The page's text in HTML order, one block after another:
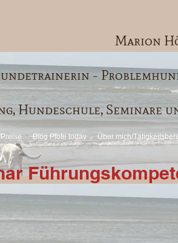
Marion
-
Hundeschule, Seminare
Blog Pfote today Über mich/